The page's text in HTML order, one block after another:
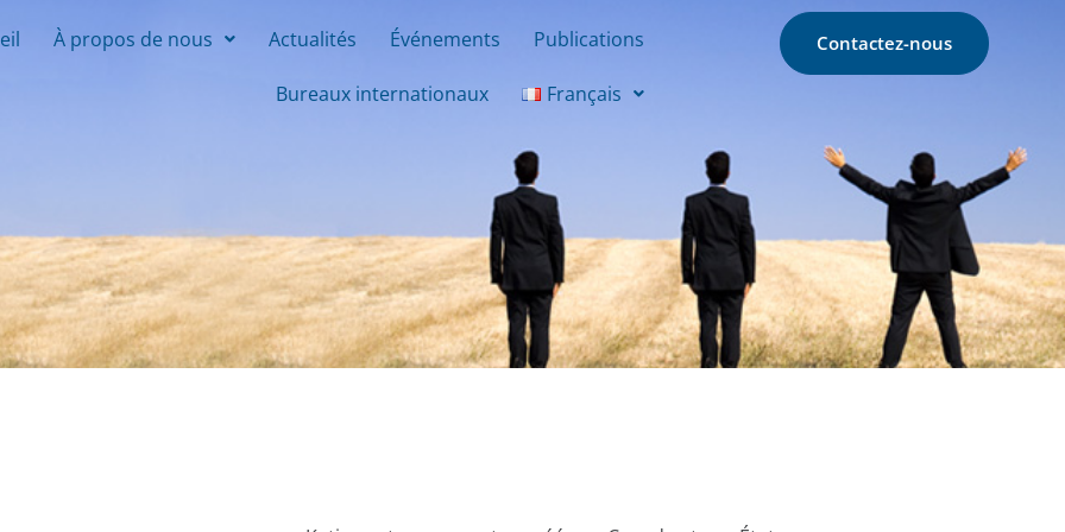
À propos de nous Actualités Événements Publications
Bureaux internationaux Français
Contactez-nous